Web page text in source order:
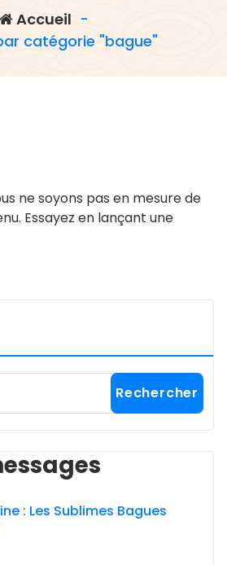
Accueil -
catégorie "bague"
ne soyons pas en mesure de
Essayez en lançant une
Rechercher
: Les Sublimes Bagues